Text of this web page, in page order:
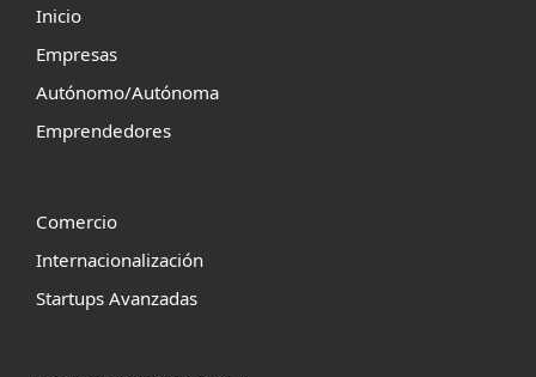
Inicio
Empresas
Autónomo/Autónoma
Emprendedores
Comercio
Internacionalización
Startups Avanzadas